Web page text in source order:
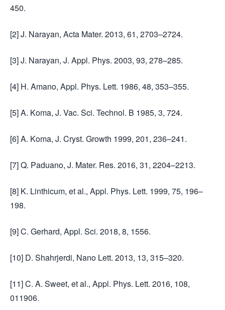
450.
[2] J. Narayan, Acta Mater. 2013, 61, 2703–2724.
[3] J. Narayan, J. Appl. Phys. 2003, 93, 278–285.
[4] H. Amano, Appl. Phys. Lett. 1986, 48, 353–355.
[5] A. Koma, J. Vac. Sci. Technol. B 1985, 3, 724.
[6] A. Koma, J. Cryst. Growth 1999, 201, 236–241.
[7] Q. Paduano, J. Mater. Res. 2016, 31, 2204–2213.
[8] K. Linthicum, et al., Appl. Phys. Lett. 1999, 75, 196–
198.
[9] C. Gerhard, Appl. Sci. 2018, 8, 1556.
[10] D. Shahrjerdi, Nano Lett. 2013, 13, 315–320.
[11] C. A. Sweet, et al., Appl. Phys. Lett. 2016, 108,
011906.